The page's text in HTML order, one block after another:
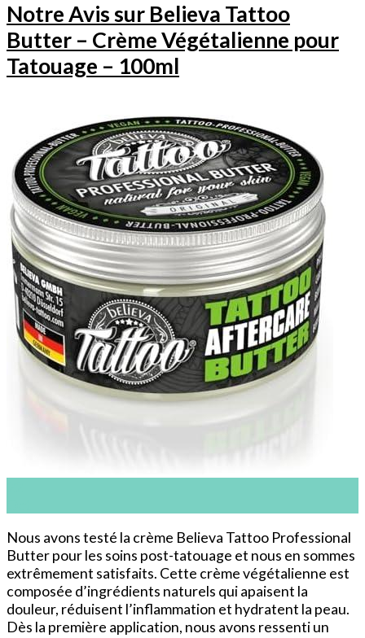
Notre Avis sur Believa Tattoo
Butter – Crème Végétalienne pour
Tatouage – 100ml
Nous avons testé la crème Believa Tattoo Professional
Butter pour les soins post-tatouage et nous en sommes
extrêmement satisfaits. Cette crème végétalienne est
composée d’ingrédients naturels qui apaisent la
douleur, réduisent l’inflammation et hydratent la peau.
Dès la première application, nous avons ressenti un